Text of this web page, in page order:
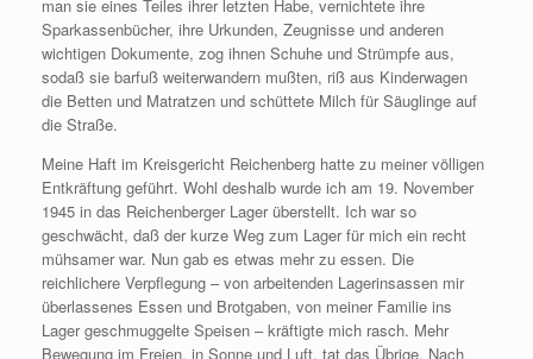
man sie eines Teiles ihrer letzten Habe, vernichtete ihre
Sparkassenbücher, ihre Urkunden, Zeugnisse und anderen
wichtigen Dokumente, zog ihnen Schuhe und Strümpfe aus,
sodaß sie barfuß weiterwandern mußten, riß aus Kinderwagen
die Betten und Matratzen und schüttete Milch für Säuglinge auf
die Straße.
Meine Haft im Kreisgericht Reichenberg hatte zu meiner völligen
Entkräftung geführt. Wohl deshalb wurde ich am 19. November
1945 in das Reichenberger Lager überstellt. Ich war so
geschwächt, daß der kurze Weg zum Lager für mich ein recht
mühsamer war. Nun gab es etwas mehr zu essen. Die
reichlichere Verpflegung – von arbeitenden Lagerinsassen mir
überlassenes Essen und Brotgaben, von meiner Familie ins
Lager geschmuggelte Speisen – kräftigte mich rasch. Mehr
Bewegung im Freien, in Sonne und Luft, tat das Übrige. Nach